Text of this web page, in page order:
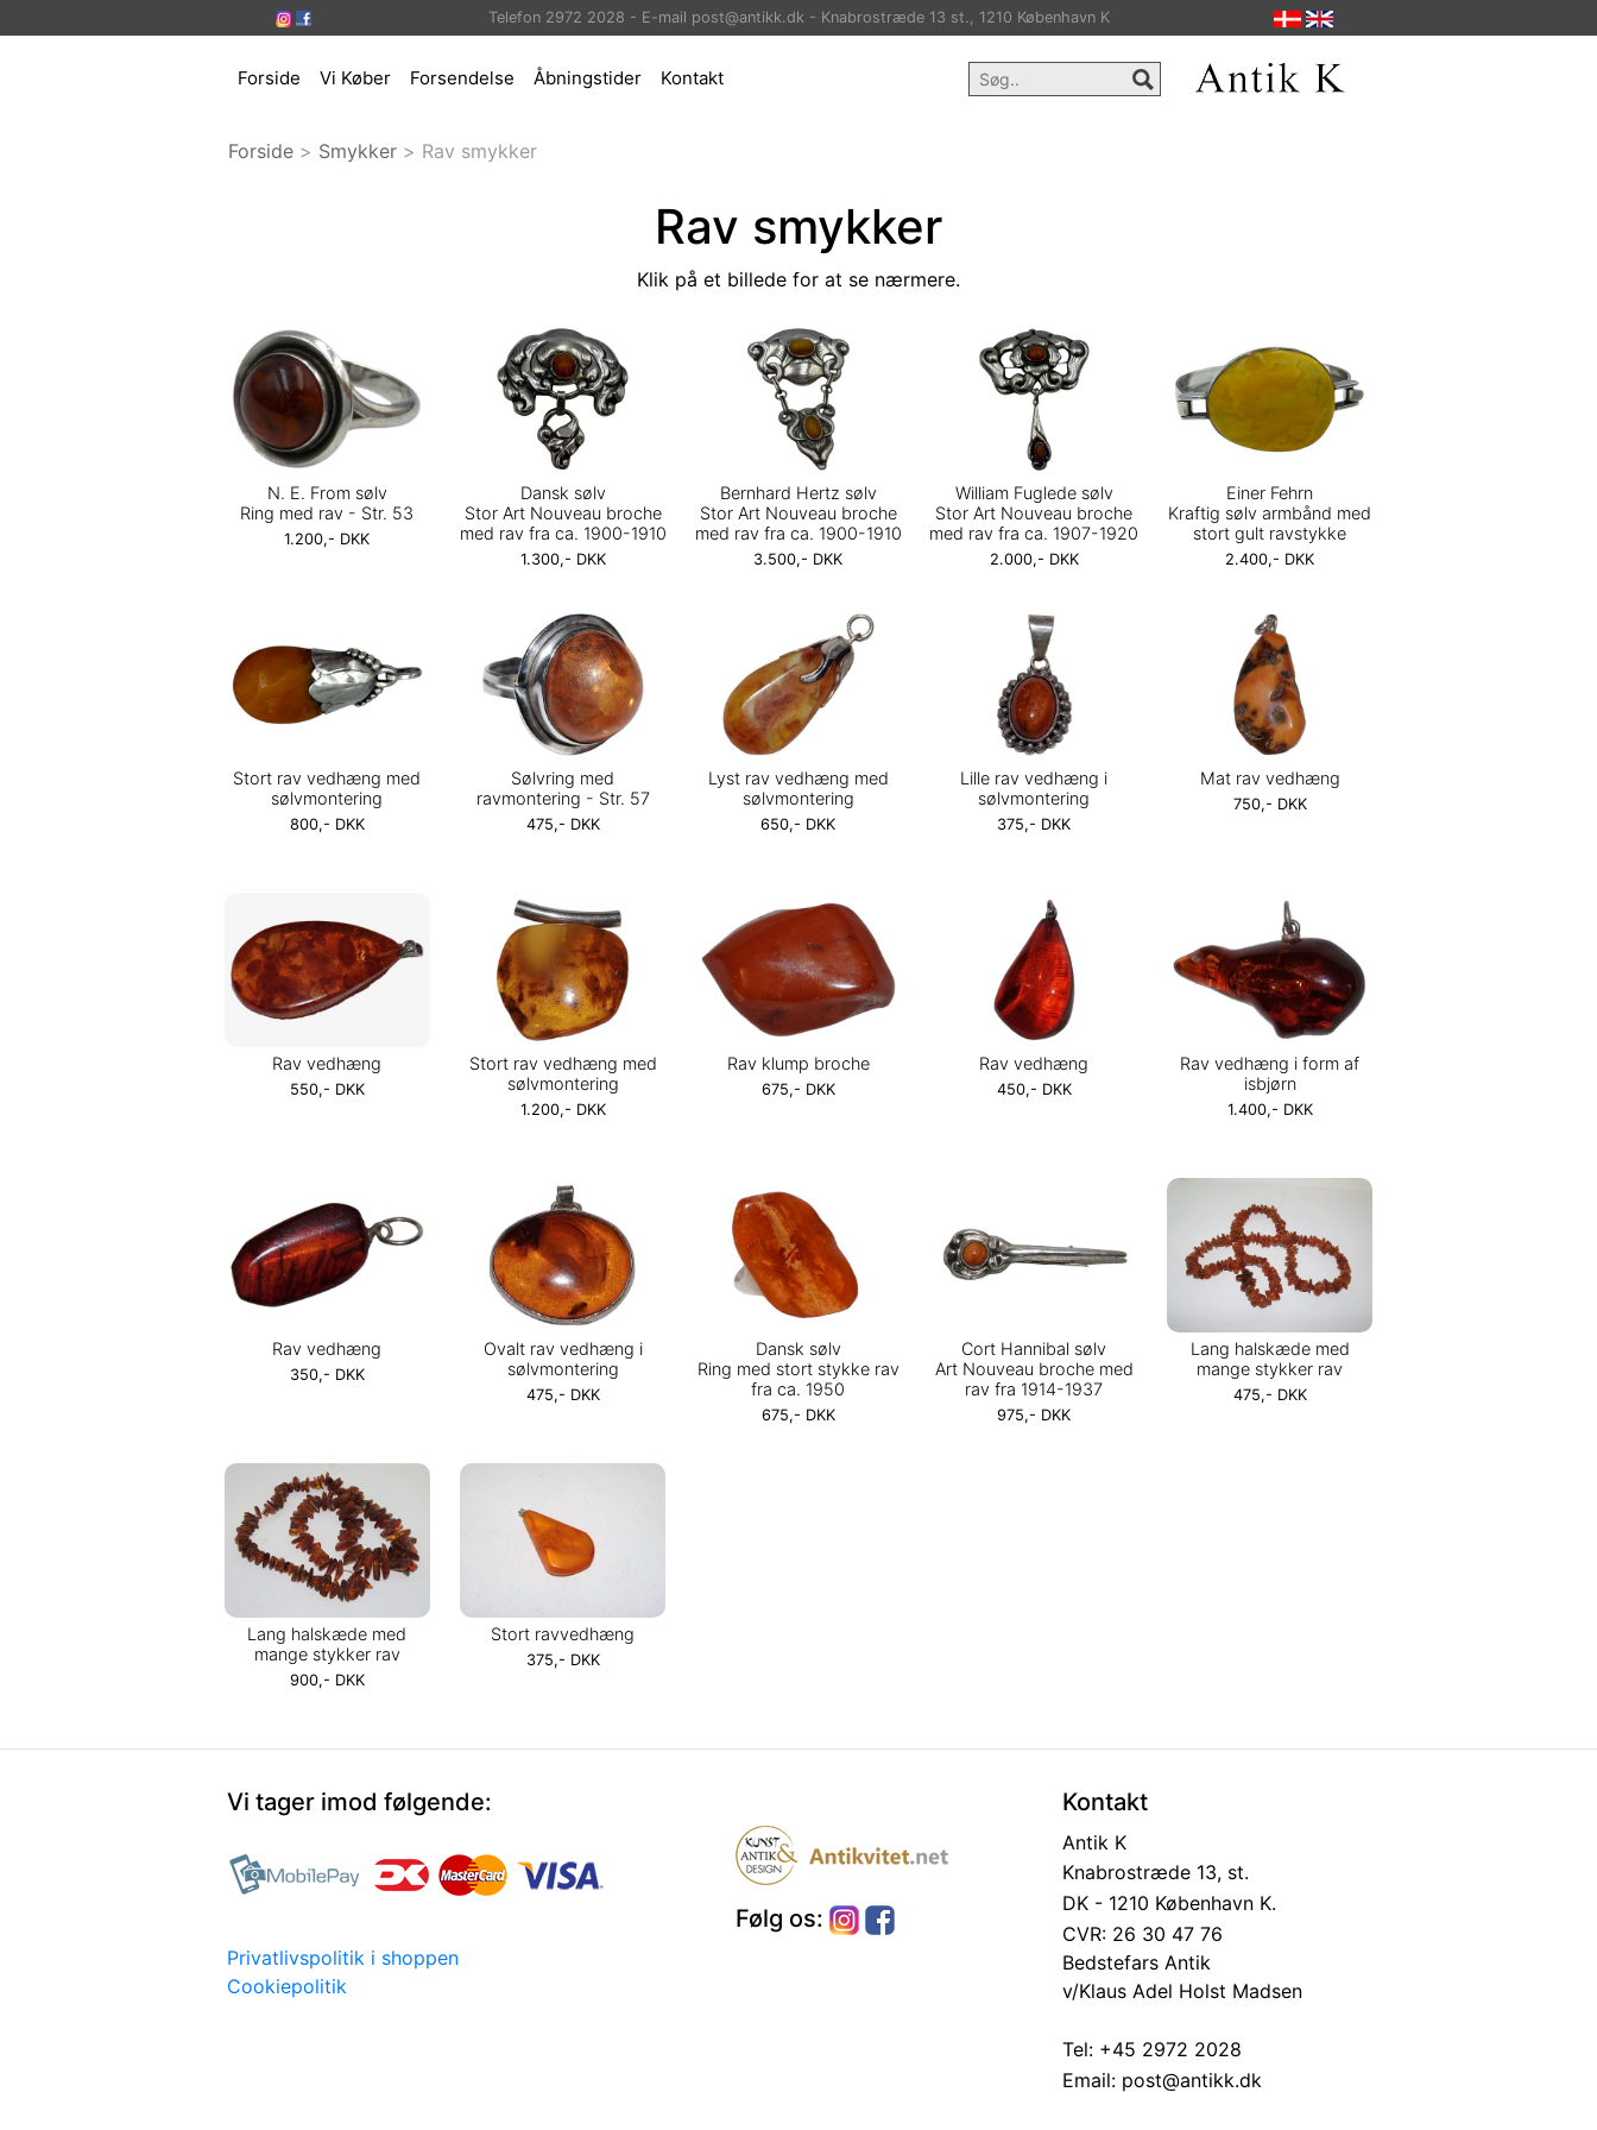
Telefon 2972 2028 - E-mail post@antikk.dk - Knabrostræde 13 st., 1210 København K
Forside Vi Køber Forsendelse Åbningstider Kontakt
Forside > Smykker > Rav smykker
Rav smykker
Klik på et billede for at se nærmere.
N. E. From sølv
Ring med rav - Str. 53
1.200,- DKK
Dansk sølv
Stor Art Nouveau broche
med rav fra ca. 1900-1910
1.300,- DKK
Bernhard Hertz sølv
Stor Art Nouveau broche
med rav fra ca. 1900-1910
3.500,- DKK
William Fuglede sølv
Stor Art Nouveau broche
med rav fra ca. 1907-1920
2.000,- DKK
Einer Fehrn
Kraftig sølv armbånd med
stort gult ravstykke
2.400,- DKK
Stort rav vedhæng med
sølvmontering
800,- DKK
Sølvring med
ravmontering - Str. 57
475,- DKK
Lyst rav vedhæng med
sølvmontering
650,- DKK
Lille rav vedhæng i
sølvmontering
375,- DKK
Mat rav vedhæng
750,- DKK
Rav vedhæng
550,- DKK
Stort rav vedhæng med
sølvmontering
1.200,- DKK
Rav klump broche
675,- DKK
Rav vedhæng
450,- DKK
Rav vedhæng i form af
isbjørn
1.400,- DKK
Rav vedhæng
350,- DKK
Ovalt rav vedhæng i
sølvmontering
475,- DKK
Dansk sølv
Ring med stort stykke rav
fra ca. 1950
675,- DKK
Cort Hannibal sølv
Art Nouveau broche med
rav fra 1914-1937
975,- DKK
Lang halskæde med
mange stykker rav
475,- DKK
Lang halskæde med
mange stykker rav
900,- DKK
Stort ravvedhæng
375,- DKK
Vi tager imod følgende:
Privatlivspolitik i shoppen
Cookiepolitik
Følg os:
Kontakt
Antik K
Knabrostræde 13, st.
DK - 1210 København K.
CVR: 26 30 47 76
Bedstefars Antik
v/Klaus Adel Holst Madsen
Tel: +45 2972 2028
Email:post@antikk.dk